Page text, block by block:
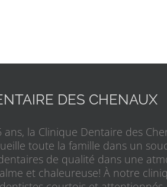
DES CHENAUX
ans, la Clinique Dentaire des
toute la famille dans un
de qualité dans une
et chaleureuse! À notre